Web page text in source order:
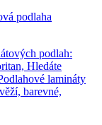
podlaha
podlah:
Hledáte
lamináty
barevné,